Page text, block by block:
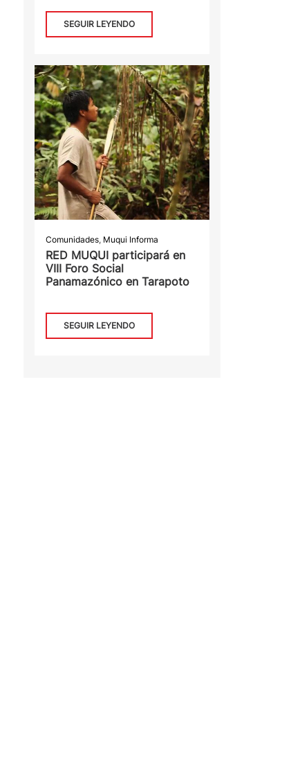
desaparición de lagunas
SEGUIR LEYENDO
Comunidades, Muqui Informa
RED MUQUI participará en
VIII Foro Social
Panamazónico en Tarapoto
SEGUIR LEYENDO